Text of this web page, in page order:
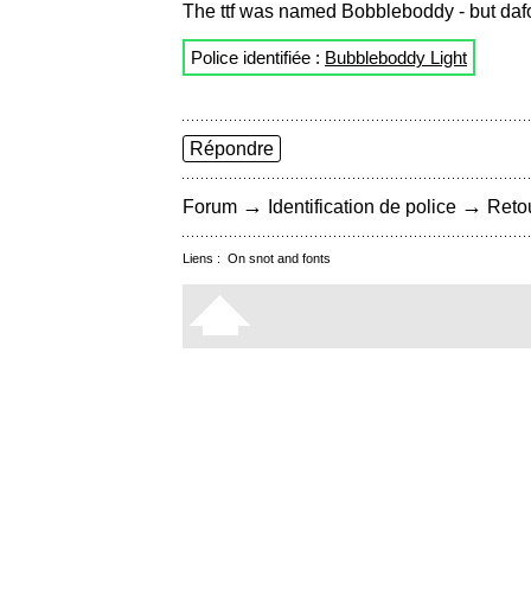
The ttf was named Bobbleboddy - but
Police identifiée : Bubbleboddy Light
Répondre
Forum → Identification de police →
Liens : On snot and fonts